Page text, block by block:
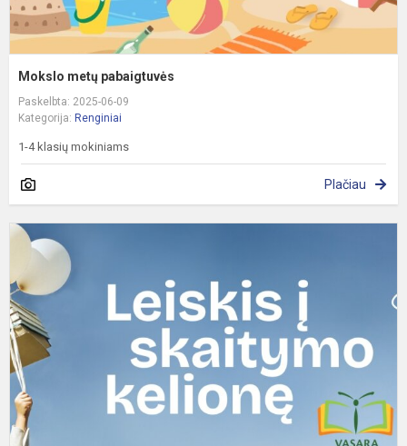
Mokslo metų pabaigtuvės
Paskelbta: 2025-06-09
Kategorija: Renginiai
1-4 klasių mokiniams
Plačiau